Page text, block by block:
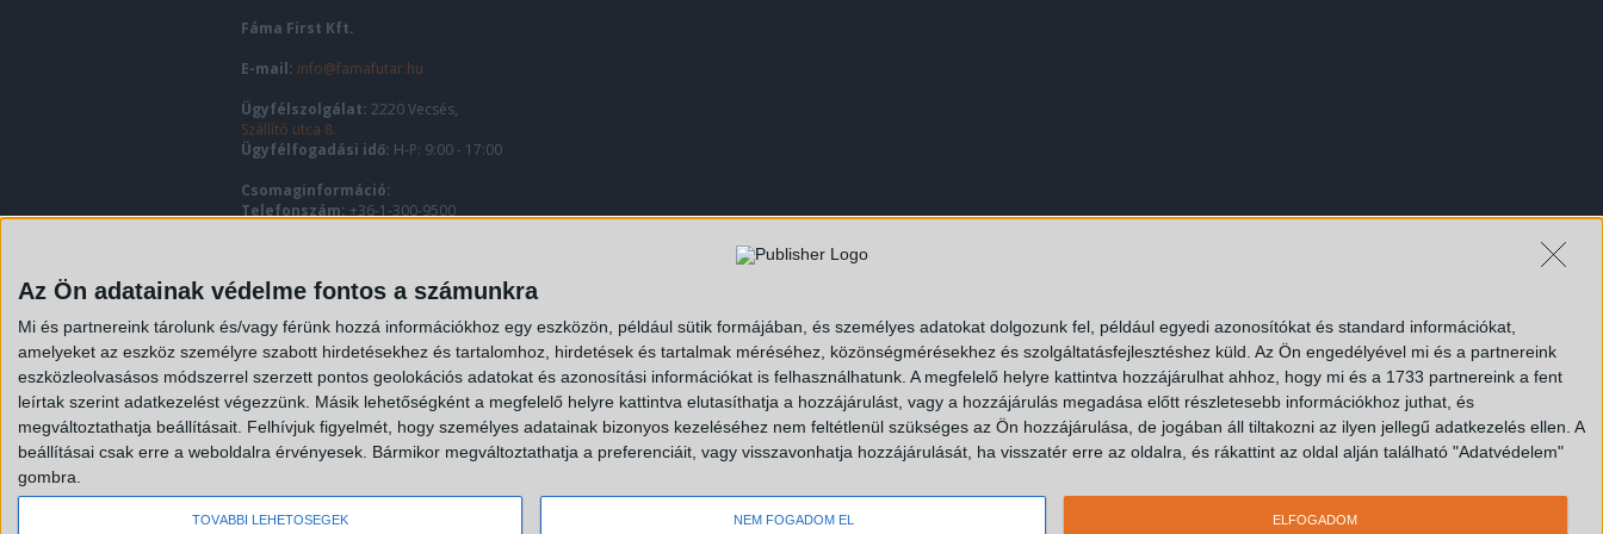
Az Ön adatainak védelme fontos a számunkra
Mi és partnereink tárolunk és/vagy férünk hozzá információkhoz egy eszközön, például sütik formájában, és személyes adatokat dolgozunk fel, például egyedi azonosítókat és standard információkat,
amelyeket az eszköz személyre szabott hirdetésekhez és tartalomhoz, hirdetések és tartalmak méréséhez, közönségmérésekhez és szolgáltatásfejlesztéshez küld. Az Ön engedélyével mi és a partnereink
eszközleolvasásos módszerrel szerzett pontos geolokációs adatokat és azonosítási információkat is felhasználhatunk. A megfelelő helyre kattintva hozzájárulhat ahhoz, hogy mi és a 1733 partnereink a fent
leírtak szerint adatkezelést végezzünk. Másik lehetőségként a megfelelő helyre kattintva elutasíthatja a hozzájárulást, vagy a hozzájárulás megadása előtt részletesebb információkhoz juthat, és
megváltoztathatja beállításait. Felhívjuk figyelmét, hogy személyes adatainak bizonyos kezeléséhez nem feltétlenül szükséges az Ön hozzájárulása, de jogában áll tiltakozni az ilyen jellegű adatkezelés ellen. A
beállításai csak erre a weboldalra érvényesek. Bármikor megváltoztathatja a preferenciáit, vagy visszavonhatja hozzájárulását, ha visszatér erre az oldalra, és rákattint az oldal alján található "Adatvédelem"
gombra.
TOVÁBBI LEHETŐSÉGEK NEM FOGADOM EL ELFOGADOM
Fáma First Kft.
E-mail: info@famafutar.hu
Ügyfélszolgálat: 2220 Vecsés,
Szállító utca 8.
Ügyfélfogadási idő: H-P: 9:00 - 17:00
Csomaginformáció:
Telefonszám: +36-1-300-9500
Értékesítés:ertekesites@famafutar.hu
Ügyvezető:Fáczán András
Plex Online